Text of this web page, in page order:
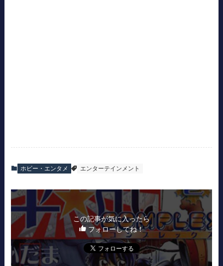
ホビー・エンタメ エンターテインメント
この記事が気に入ったら
フォローしてね！